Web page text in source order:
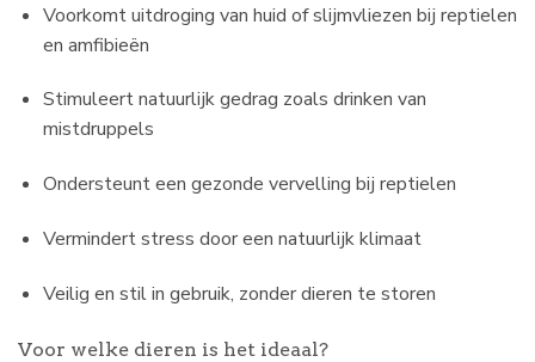
Voorkomt uitdroging van huid of slijmvliezen bij reptielen
en amfibieën
Stimuleert natuurlijk gedrag zoals drinken van
mistdruppels
Ondersteunt een gezonde vervelling bij reptielen
Vermindert stress door een natuurlijk klimaat
Veilig en stil in gebruik, zonder dieren te storen
Voor welke dieren is het ideaal?